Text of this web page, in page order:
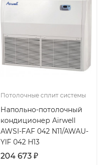
Потолочные сплит системы
Напольно-потолочный
кондиционер Airwell
AWSI-FAF 042 N11/AWAU-
YIF 042 H13
204 673 ₽